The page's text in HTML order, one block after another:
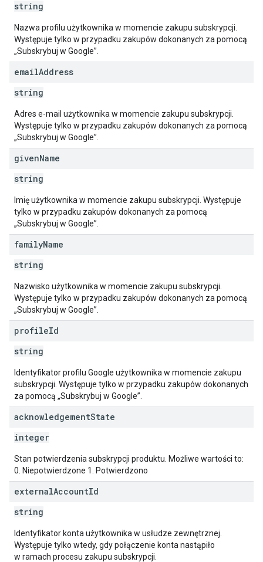
string
Nazwa profilu użytkownika w momencie zakupu subskrypcji.
Występuje tylko w przypadku zakupów dokonanych za pomocą
„Subskrybuj w Google”.
emailAddress
string
Adres e-mail użytkownika w momencie zakupu subskrypcji.
Występuje tylko w przypadku zakupów dokonanych za pomocą
„Subskrybuj w Google”.
givenName
string
Imię użytkownika w momencie zakupu subskrypcji. Występuje
tylko w przypadku zakupów dokonanych za pomocą
„Subskrybuj w Google”.
familyName
string
Nazwisko użytkownika w momencie zakupu subskrypcji.
Występuje tylko w przypadku zakupów dokonanych za pomocą
„Subskrybuj w Google”.
profileId
string
Identyfikator profilu Google użytkownika w momencie zakupu
subskrypcji. Występuje tylko w przypadku zakupów dokonanych
za pomocą „Subskrybuj w Google”.
acknowledgementState
integer
Stan potwierdzenia subskrypcji produktu. Możliwe wartości to:
0. Niepotwierdzone 1. Potwierdzono
externalAccountId
string
Identyfikator konta użytkownika w usłudze zewnętrznej.
Występuje tylko wtedy, gdy połączenie konta nastąpiło
w ramach procesu zakupu subskrypcji.